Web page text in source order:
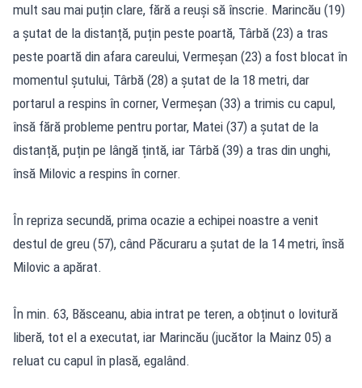
mult sau mai puțin clare, fără a reuși să înscrie. Marincău (19)
a șutat de la distanță, puțin peste poartă, Târbă (23) a tras
peste poartă din afara careului, Vermeșan (23) a fost blocat în
momentul șutului, Târbă (28) a șutat de la 18 metri, dar
portarul a respins în corner, Vermeșan (33) a trimis cu capul,
însă fără probleme pentru portar, Matei (37) a șutat de la
distanță, puțin pe lângă țintă, iar Târbă (39) a tras din unghi,
însă Milovic a respins în corner.
În repriza secundă, prima ocazie a echipei noastre a venit
destul de greu (57), când Păcuraru a șutat de la 14 metri, însă
Milovic a apărat.
În min. 63, Băsceanu, abia intrat pe teren, a obținut o lovitură
liberă, tot el a executat, iar Marincău (jucător la Mainz 05) a
reluat cu capul în plasă, egalând.